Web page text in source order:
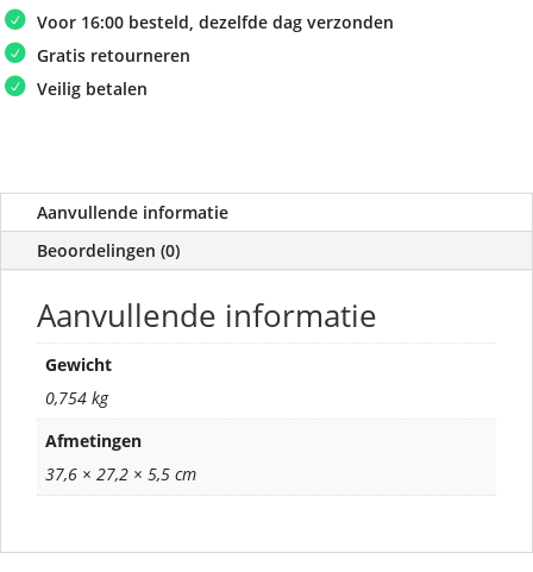
Voor 16:00 besteld, dezelfde dag verzonden
Gratis retourneren
Veilig betalen
Aanvullende informatie
Beoordelingen (0)
Aanvullende informatie
Gewicht
0,754 kg
Afmetingen
37,6 × 27,2 × 5,5 cm